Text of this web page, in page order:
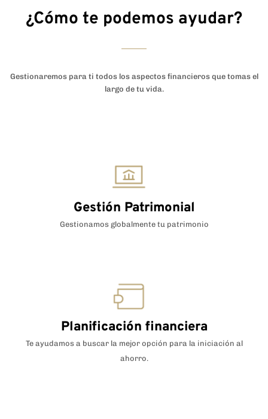
¿Cómo te podemos ayudar?
Gestionaremos para ti todos los aspectos financieros que tomas el
largo de tu vida.
Gestión Patrimonial
Gestionamos globalmente tu patrimonio
Planificación financiera
Te ayudamos a buscar la mejor opción para la iniciación al
ahorro.